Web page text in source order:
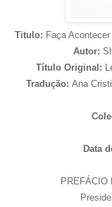
Titulo: Faça
Autor:
Título Original:
Tradução: Ana
Data
PREFÁCIO